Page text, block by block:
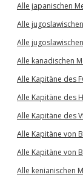
Alle japanischen
Alle
Alle
Alle kanadischen
Alle Kapitäne des
Alle Kapitäne des
Alle Kapitäne des
Alle Kapitäne von
Alle Kapitäne von
Alle kenianischen